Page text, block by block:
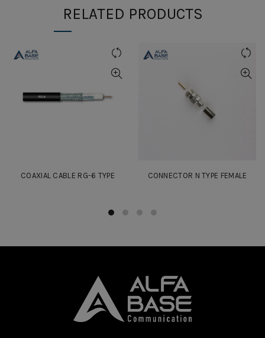
RELATED PRODUCTS
COAXIAL CABLE RG-6 TYPE CONNECTOR N TYPE FEMALE